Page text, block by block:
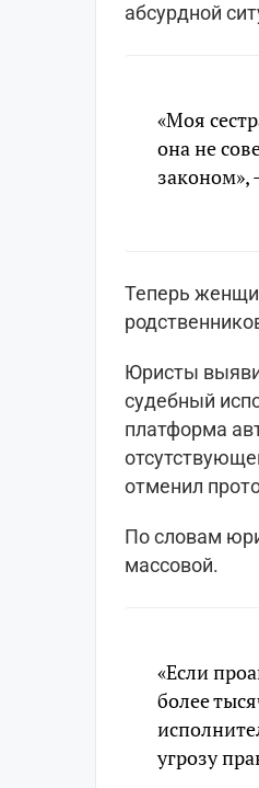
абсурдной
«Моя
она не
законом»,
Теперь
Юристы
судебный
платформа
отменил
По словам
массовой.
«Если
более
угрозу